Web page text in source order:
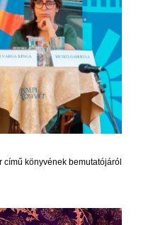
könyvének bemutatójáról